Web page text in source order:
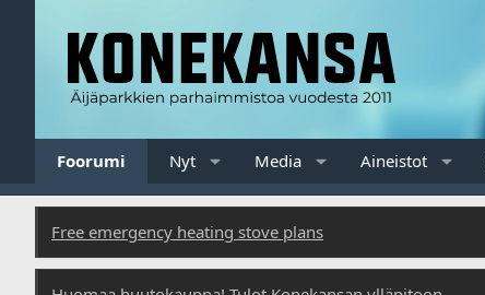
Foorumi Nyt Media Aineistot
Free emergency heating stove plans